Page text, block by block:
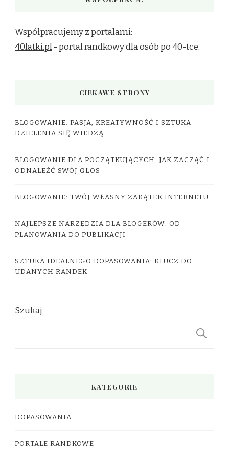
Współpracujemy z portalami:
40latki.pl- portal randkowy dla osób po 40-tce.
CIEKAWE STRONY
BLOGOWANIE: PASJA, KREATYWNOŚĆ I SZTUKA
DZIELENIA SIĘ WIEDZĄ
BLOGOWANIE DLA POCZĄTKUJĄCYCH: JAK ZACZĄĆ I
ODNALEŹĆ SWÓJ GŁOS
BLOGOWANIE: TWÓJ WŁASNY ZAKĄTEK INTERNETU
NAJLEPSZE NARZĘDZIA DLA BLOGERÓW: OD
PLANOWANIA DO PUBLIKACJI
SZTUKA IDEALNEGO DOPASOWANIA: KLUCZ DO
UDANYCH RANDEK
Szukaj
KATEGORIE
DOPASOWANIA
PORTALE RANDKOWE